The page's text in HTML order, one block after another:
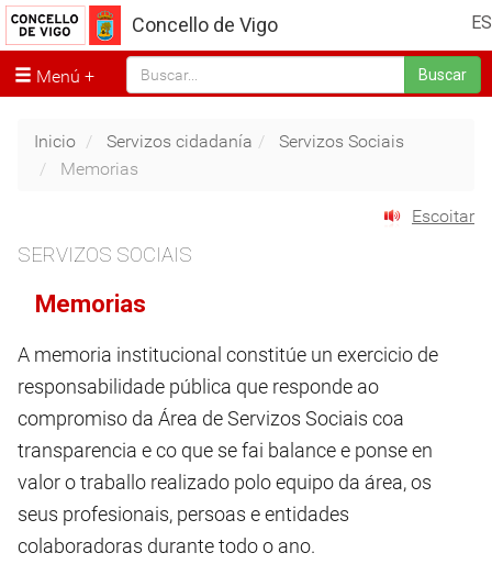
ES
Concello de Vigo
Menú Buscar
Inicio Servizos cidadanía
Servizos Sociais
Memorias
Escoitar
SERVIZOS SOCIAIS
Memorias
A memoria institucional constitúe un exercicio de
responsabilidade pública que responde ao
compromiso da Área de Servizos Sociais coa
transparencia e co que se fai balance e ponse en
valor o traballo realizado polo equipo da área, os
seus profesionais, persoas e entidades
colaboradoras durante todo o ano.